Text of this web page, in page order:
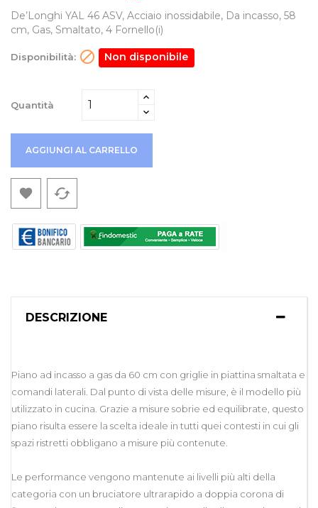
De’Longhi YAL 46 ASV, Acciaio inossidabile, Da incasso, 58
cm, Gas, Smaltato, 4 Fornello(i)
Disponibilità:  Non disponibile
Quantità
AGGIUNGI AL CARRELLO
 cached
DESCRIZIONE
Piano ad incasso a gas da 60 cm con griglie in piattina smaltata e
comandi laterali. Dal punto di vista delle misure, è il modello più
utilizzato in cucina. Grazie a misure sobrie ed equilibrate, questo
piano risulta essere la scelta ideale in tutti quei contesti in cui gli
spazi ristretti obbligano a misure più contenute.
Le performance vengono mantenute ai livelli più alti della
categoria con un bruciatore ultrarapido a doppia corona di